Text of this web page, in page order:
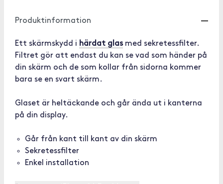
Produktinformation
Ett skärmskydd i härdat glasmed sekretessfilter.
Filtret gör att endast du kan se vad som händer på
din skärm och de som kollar från sidorna kommer
bara se en svart skärm.
Glaset är heltäckande och går ända ut i kanterna
på din display.
Går från kant till kant av din skärm
Sekretessfilter
Enkel installation